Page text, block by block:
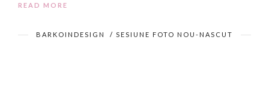
READ MORE
BARKOINDESIGN / SESIUNE FOTO NOU-NASCUT